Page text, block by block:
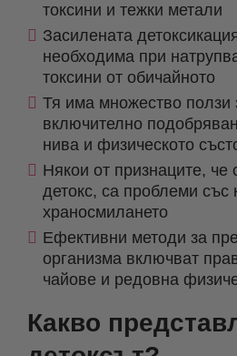
токсини и тежки метали
Засилената
необходима при
токсини от обичайното
Тя има множество ползи
включително
нива и физическото
Някои от признаците,
детокс, са проблеми със
храносмилането
Ефективни методи за
организма включват
чайове и редовна
Какво